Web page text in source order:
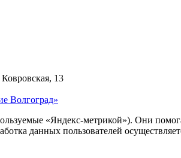
13
Волгоград»
«Яндекс-метрикой»). Они
данных пользователей